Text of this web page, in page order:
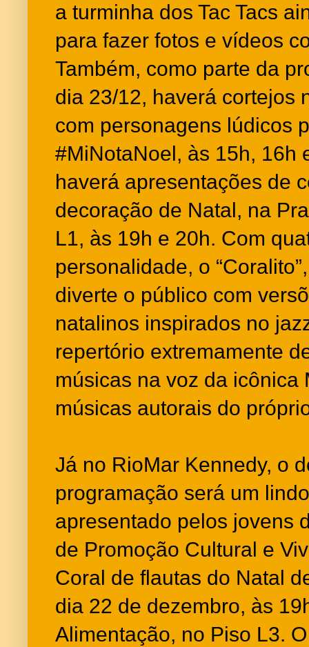
a turminha dos Tac Tacs
para fazer fotos e vídeos
Também, como parte da
dia 23/12, haverá cortejos
com personagens lúdicos
#MiNotaNoel, às 15h, 16h
haverá apresentações de
decoração de Natal, na
L1, às 19h e 20h. Com
personalidade, o
diverte o público com
natalinos inspirados no
repertório extremamente
músicas na voz da icônica
músicas autorais do
Já no RioMar Kennedy, o
programação será um
apresentado pelos jovens
de Promoção Cultural e
Coral de flautas do Natal
dia 22 de dezembro, às
Alimentação, no Piso L3.